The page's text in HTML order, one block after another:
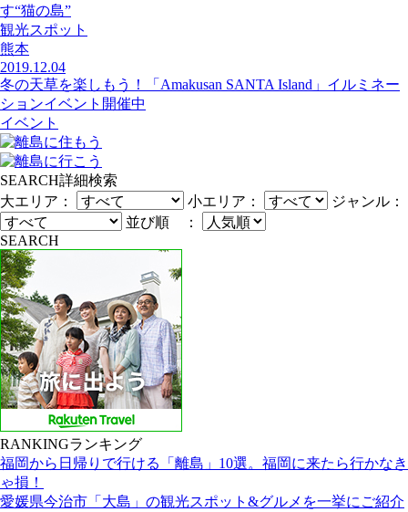
す“猫の島”
観光スポット
熊本
2019.12.04
冬の天草を楽しもう！「Amakusan SANTA Island」イルミネー
ションイベント開催中
イベント
SEARCH詳細検索
大エリア：
小エリア：
ジャンル：
並び順 ：
SEARCH
RANKINGランキング
福岡から日帰りで行ける「離島」10選。福岡に来たら行かなき
ゃ損！
愛媛県今治市「大島」の観光スポット&グルメを一挙にご紹介